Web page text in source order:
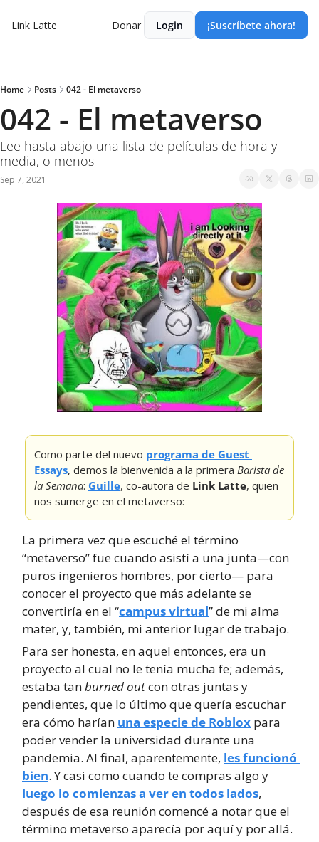
Link Latte Donar Login ¡Suscríbete ahora!
Home Posts 042 - El metaverso
042 - El metaverso
Lee hasta abajo una lista de películas de hora y
media, o menos
Sep 7, 2021
Como parte del nuevo programa de Guest
Essays, demos la bienvenida a la primera Barista de
la Semana: Guille, co-autora de Link Latte, quien
nos sumerge en el metaverso:
La primera vez que escuché el término
“metaverso” fue cuando asistí a una junta—con
puros ingenieros hombres, por cierto— para
conocer el proyecto que más adelante se
convertiría en el “campus virtual” de mi alma
mater, y, también, mi anterior lugar de trabajo.
Para ser honesta, en aquel entonces, era un
proyecto al cual no le tenía mucha fe; además,
estaba tan burned out con otras juntas y
pendientes, que lo último que quería escuchar
era cómo harían una especie de Roblox para
poder vender la universidad durante una
pandemia. Al final, aparentemente, les funcionó
bien
luego lo comienzas a ver en todos lados,
después de esa reunión comencé a notar que el
término metaverso aparecía por aquí y por allá.